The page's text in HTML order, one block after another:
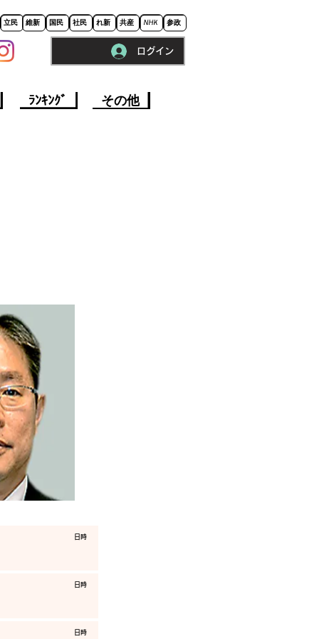
立民 維新 国民 社民 れ新 共産 NHK 参政
ログイン
ﾗﾝｷﾝｸﾞ その他
​日時
​日時
​日時